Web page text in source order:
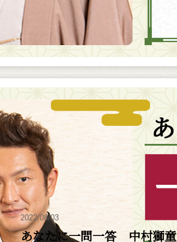
2022/08/03
あなたに一問一答 中村獅童